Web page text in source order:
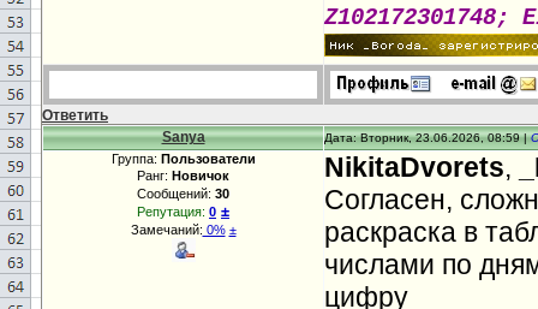
Z102172301748;
Ответить
Sanya
Дата: Вторник, 23.06.2026, 08:59 |
Группа: Пользователи
Ранг: Новичок
Сообщений: 30
Репутация: 0 ±
Замечаний: 0% ±
NikitaDvorets,
Согласен,
раскраска в
числами по
цифру